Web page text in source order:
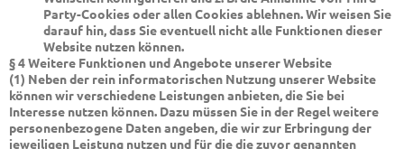
Party-Cookies oder allen Cookies ablehnen. Wir weisen Sie
darauf hin, dass Sie eventuell nicht alle Funktionen dieser
Website nutzen können.
§ 4 Weitere Funktionen und Angebote unserer Website
(1) Neben der rein informatorischen Nutzung unserer Website
können wir verschiedene Leistungen anbieten, die Sie bei
Interesse nutzen können. Dazu müssen Sie in der Regel weitere
personenbezogene Daten angeben, die wir zur Erbringung der
jeweiligen Leistung nutzen und für die die zuvor genannten